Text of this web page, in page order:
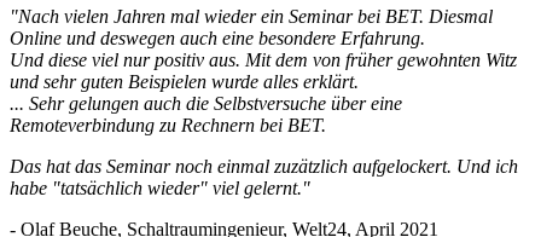
"Nach vielen Jahren mal wieder ein Seminar bei BET. Diesmal
Online und deswegen auch eine besondere Erfahrung.
Und diese viel nur positiv aus. Mit dem von früher gewohnten Witz
und sehr guten Beispielen wurde alles erklärt.
... Sehr gelungen auch die Selbstversuche über eine
Remoteverbindung zu Rechnern bei BET.
Das hat das Seminar noch einmal zuzätzlich aufgelockert. Und ich
habe "tatsächlich wieder" viel gelernt."
- Olaf Beuche, Schaltraumingenieur, Welt24, April 2021